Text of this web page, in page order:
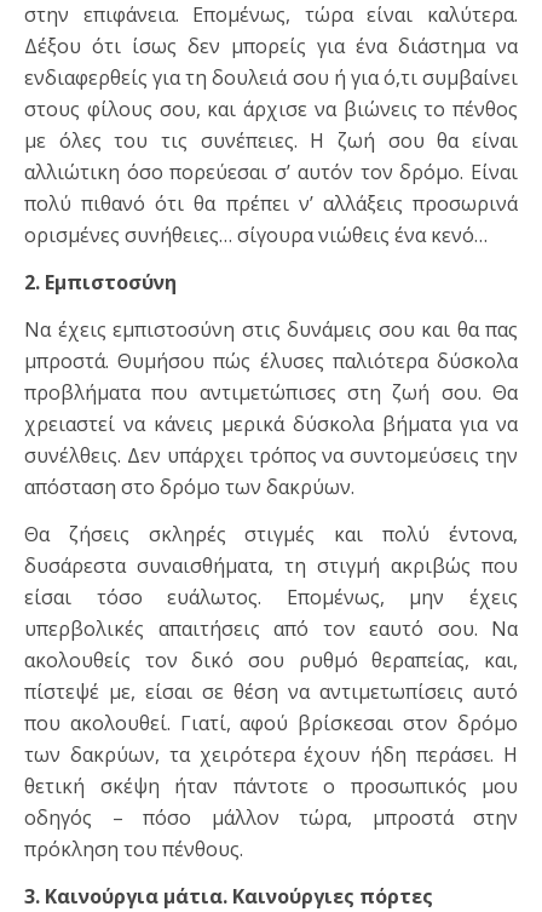
στην επιφάνεια. Επομένως, τώρα είναι καλύτερα.
Δέξου ότι ίσως δεν μπορείς για ένα διάστημα να
ενδιαφερθείς για τη δουλειά σου ή για ό,τι συμβαίνει
στους φίλους σου, και άρχισε να βιώνεις το πένθος
με όλες του τις συνέπειες. Η ζωή σου θα είναι
αλλιώτικη όσο πορεύεσαι σ’ αυτόν τον δρόμο. Είναι
πολύ πιθανό ότι θα πρέπει ν’ αλλάξεις προσωρινά
ορισμένες συνήθειες… σίγουρα νιώθεις ένα κενό…
2. Εμπιστοσύνη
Να έχεις εμπιστοσύνη στις δυνάμεις σου και θα πας
μπροστά. Θυμήσου πώς έλυσες παλιότερα δύσκολα
προβλήματα που αντιμετώπισες στη ζωή σου. Θα
χρειαστεί να κάνεις μερικά δύσκολα βήματα για να
συνέλθεις. Δεν υπάρχει τρόπος να συντομεύσεις την
απόσταση στο δρόμο των δακρύων.
Θα ζήσεις σκληρές στιγμές και πολύ έντονα,
δυσάρεστα συναισθήματα, τη στιγμή ακριβώς που
είσαι τόσο ευάλωτος. Επομένως, μην έχεις
υπερβολικές απαιτήσεις από τον εαυτό σου. Να
ακολουθείς τον δικό σου ρυθμό θεραπείας, και,
πίστεψέ με, είσαι σε θέση να αντιμετωπίσεις αυτό
που ακολουθεί. Γιατί, αφού βρίσκεσαι στον δρόμο
των δακρύων, τα χειρότερα έχουν ήδη περάσει. Η
θετική σκέψη ήταν πάντοτε ο προσωπικός μου
οδηγός – πόσο μάλλον τώρα, μπροστά στην
πρόκληση του πένθους.
3. Καινούργια μάτια. Καινούργιες πόρτες